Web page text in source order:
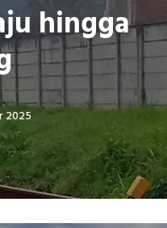
hingga
2025